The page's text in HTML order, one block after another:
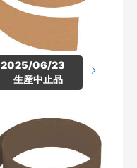
2025/06/23
生産中止品